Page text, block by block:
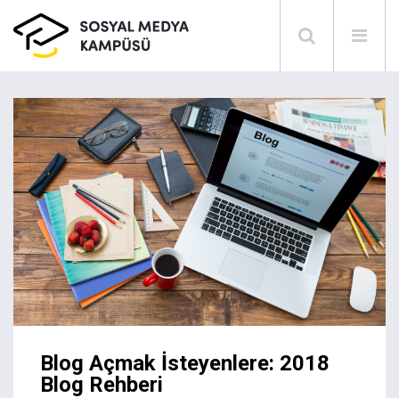
Blog Açmak İsteyenlere: 2018
Blog Rehberi